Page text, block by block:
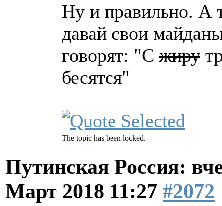
Ну и правильно. А
давай свои
говорят: "С жиру
бесятся"
The topic has been locked.
Путинская Россия:
Март 2018 11:27 #2072